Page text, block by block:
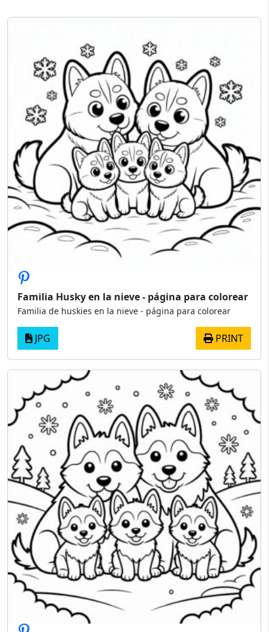
Familia Husky en la nieve - página para colorear
Familia de huskies en la nieve - página para colorear
JPG PRINT